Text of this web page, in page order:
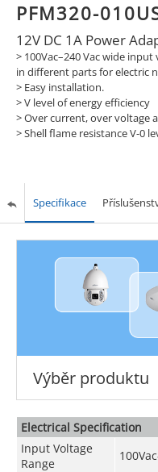
PFM320-
12V DC 1A Power
> 100Vac–240 Vac wide
in different parts for electric
> Easy installation.
> V level of energy efficiency
> Over current, over
> Shell flame resistance V-0
Specifikace
Výběr produktu
Electrical Specification
Input Voltage
Range